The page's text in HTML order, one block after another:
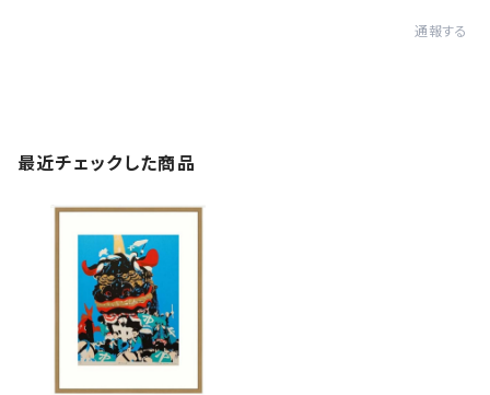
通報する
最近チェックした商品